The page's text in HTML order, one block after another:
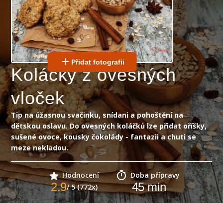
Přidat fotografii
Koláčky z ovesných
vloček
Tip na úžasnou svačinku, snídani a pohoštění na
dětskou oslavu. Do ovesných koláčků lze přidat oříšky,
sušené ovoce, kousky čokolády - fantazii a chuti se
meze nekladou.
Hodnocení
2.9/ 5 (772x)
Doba přípravy
45min